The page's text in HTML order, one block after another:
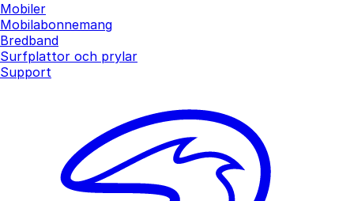
Mobiler
Mobilabonnemang
Bredband
Surfplattor och prylar
Support